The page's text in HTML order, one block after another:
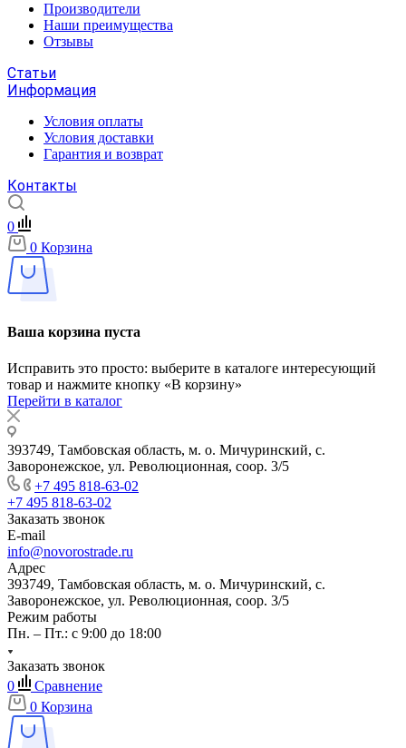
Производители
Наши преимущества
Отзывы
Статьи
Информация
Условия оплаты
Условия доставки
Гарантия и возврат
Контакты
0
0 Корзина
Ваша корзина пуста
Исправить это просто: выберите в каталоге интересующий
товар и нажмите кнопку «В корзину»
Перейти в каталог
393749, Тамбовская область, м. о. Мичуринский, с.
Заворонежское, ул. Революционная, соор. 3/5
+7 495 818-63-02
+7 495 818-63-02
Заказать звонок
E-mail
info@novorostrade.ru
Адрес
393749, Тамбовская область, м. о. Мичуринский, с.
Заворонежское, ул. Революционная, соор. 3/5
Режим работы
Пн. – Пт.: с 9:00 до 18:00
Заказать звонок
0
Сравнение
0 Корзина